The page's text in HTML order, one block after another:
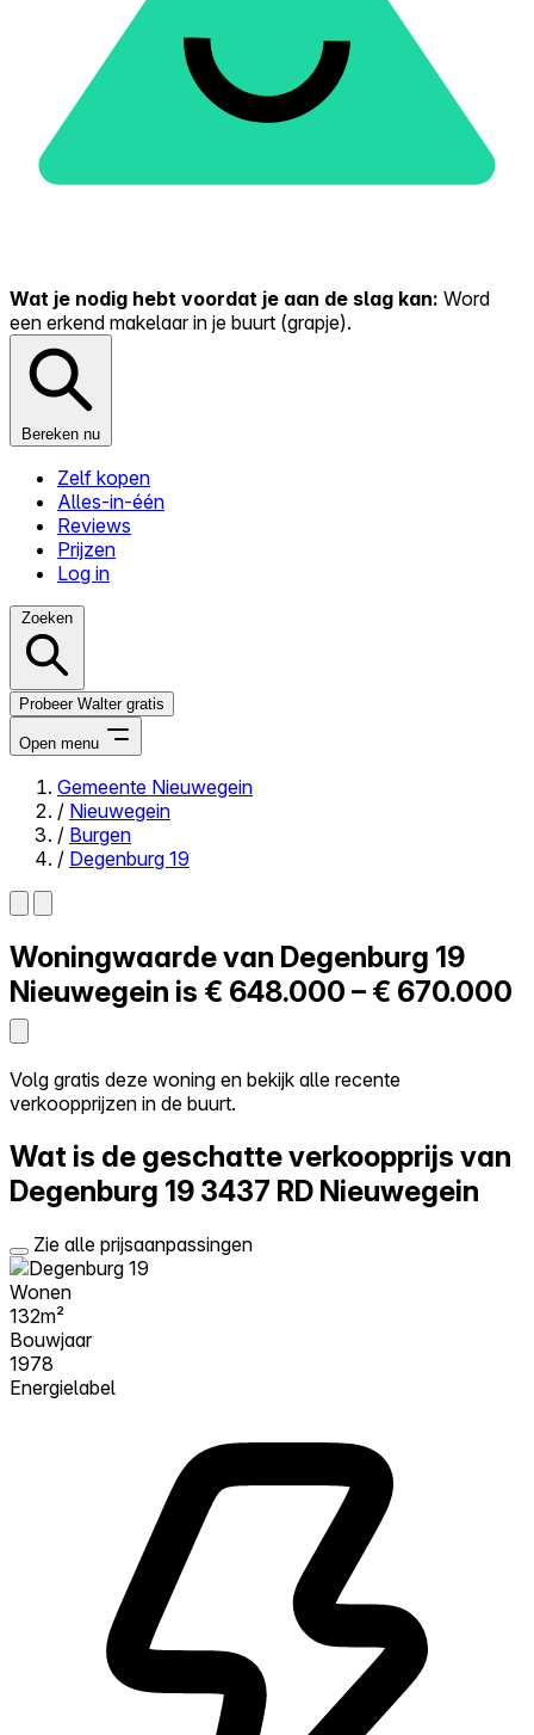
Wat je nodig hebt voordat je aan de slag kan: Word
een erkend makelaar in je buurt (grapje).
Bereken nu
Zelf kopen
Alles-in-één
Reviews
Prijzen
Log in
Zoeken
Probeer Walter gratis
Open menu
Close menu
Zelf kopen
Alles-in-één
Reviews
Log in
Probeer Walter gratis
Gemeente Nieuwegein
/ Nieuwegein
/ Burgen
/ Degenburg 19
Woningwaarde van Degenburg 19
Nieuwegein is € 648.000 – € 670.000
Volg gratis deze woning en bekijk alle recente
verkoopprijzen in de buurt.
Wat is de geschatte verkoopprijs van
Degenburg 19 3437 RD Nieuwegein
Zie alle prijsaanpassingen
Wonen
132m²
Bouwjaar
1978
Energielabel